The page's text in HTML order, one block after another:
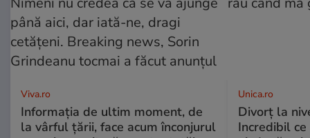
Viva.ro
Informația de ultim moment, de
la vârful țării, face acum înconjurul
Unica.ro
Divorț la
Incredibil